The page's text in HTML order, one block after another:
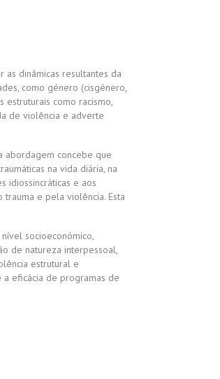
dinâmicas resultantes da
como género (cisgénero,
estruturais como racismo,
de violência e adverte
abordagem concebe que
na vida diária, na
idiossincráticas e aos
e pela violência. Esta
socioeconómico,
de natureza interpessoal,
estrutural e
eficácia de programas de